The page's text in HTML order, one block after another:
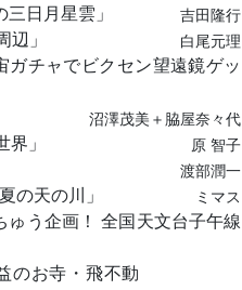
日月星雲」 吉田隆行
」 白尾元理
チャでビクセン望遠鏡ゲッ
沼澤茂美＋脇屋奈々代
」 原 智子
渡部潤一
の天の川」 ミマス
う企画！ 全国天文台子午線
のお寺・飛不動